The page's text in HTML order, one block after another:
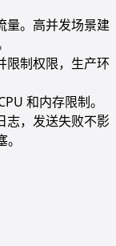
量。高并发场景建
限制权限，生产环
和内存限制。
志，发送失败不影